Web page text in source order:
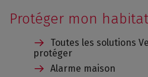
Protéger mon
Toutes les solutions
protéger
Alarme maison